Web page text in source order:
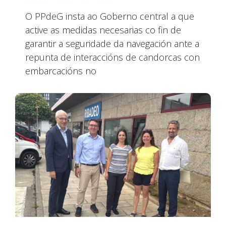
O PPdeG insta ao Goberno central a que
active as medidas necesarias co fin de
garantir a seguridade da navegación ante a
repunta de interaccións de candorcas con
embarcacións no